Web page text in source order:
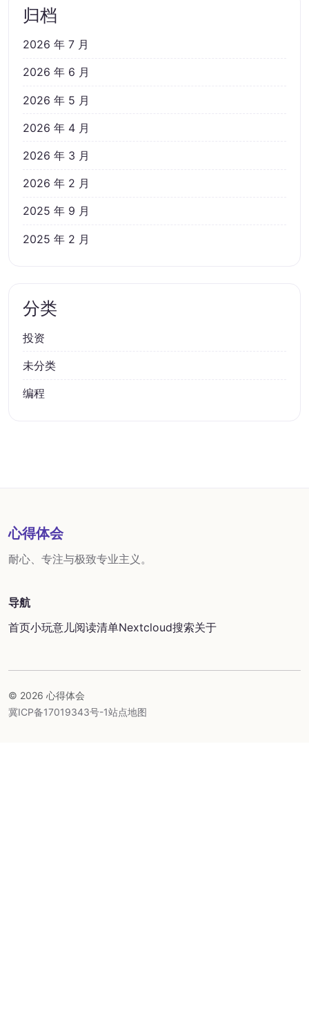
归档
2026 年 7 月
2026 年 6 月
2026 年 5 月
2026 年 4 月
2026 年 3 月
2026 年 2 月
2025 年 9 月
2025 年 2 月
分类
投资
未分类
编程
心得体会
耐心、专注与极致专业主义。
导航
首页小玩意儿阅读清单Nextcloud搜索关于
© 2026 心得体会
冀ICP备17019343号-1站点地图